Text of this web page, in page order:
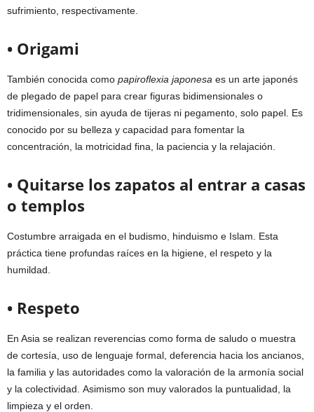
sufrimiento, respectivamente.
• Origami
También conocida como papiroflexia japonesa es un arte japonés
de plegado de papel para crear figuras bidimensionales o
tridimensionales, sin ayuda de tijeras ni pegamento, solo papel. Es
conocido por su belleza y capacidad para fomentar la
concentración, la motricidad fina, la paciencia y la relajación.
• Quitarse los zapatos al entrar a casas
o templos
Costumbre arraigada en el budismo, hinduismo e Islam. Esta
práctica tiene profundas raíces en la higiene, el respeto y la
humildad.
• Respeto
En Asia se realizan reverencias como forma de saludo o muestra
de cortesía, uso de lenguaje formal, deferencia hacia los ancianos,
la familia y las autoridades como la valoración de la armonía social
y la colectividad. Asimismo son muy valorados la puntualidad, la
limpieza y el orden.